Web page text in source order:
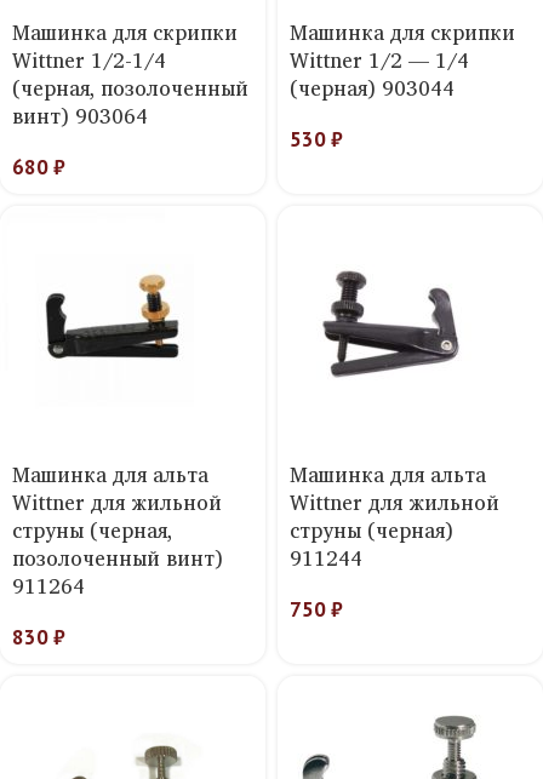
Машинка для скрипки
Wittner 1/2-1/4
(черная, позолоченный
винт) 903064
680₽
Машинка для скрипки
Wittner 1/2 — 1/4
(черная) 903044
530₽
Машинка для альта
Wittner для жильной
струны (черная,
позолоченный винт)
911264
830₽
Машинка для альта
Wittner для жильной
струны (черная)
911244
750₽